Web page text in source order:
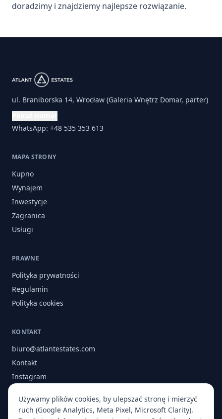
doradzimy i znajdziemy najlepsze rozwiązanie.
ul. Braniborska 14, Wrocław (Galeria Wnętrz Domar, parter)
WhatsApp: +48 535 353 613
MAPA STRONY
Kupno
Wynajem
Inwestycje
Zagranica
Usługi
PRAWNE
Polityka prywatności
Regulamin
Polityka cookies
KONTAKT
biuro@atlantestates.com
Kontakt
Instagram
O nas
Używamy plików cookies, by ulepszać stronę i mierzyć
ruch (Google Analytics, Meta Pixel, Microsoft Clarity).